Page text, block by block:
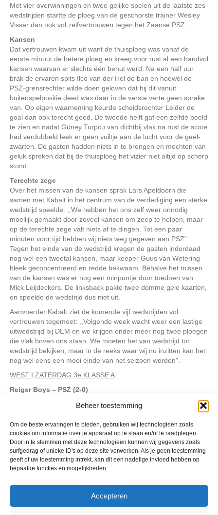
Beheer toestemming
Om de beste ervaringen te bieden, gebruiken wij technologieën zoals
cookies om informatie over je apparaat op te slaan en/of te raadplegen.
Door in te stemmen met deze technologieën kunnen wij gegevens zoals
surfgedrag of unieke ID's op deze site verwerken. Als je geen toestemming
geeft of uw toestemming intrekt, kan dit een nadelige invloed hebben op
bepaalde functies en mogelijkheden.
Accepteren
Met vier overwinningen en twee gelijke spelen uit de laatste zes
wedstrijden startte de ploeg van de geschorste trainer Wesley
Visser dan ook vol zelfvertrouwen tegen het Zaanse PSZ.
Kansen
Dat vertrouwen kwam uit want de thuisploeg was vanaf de
eerste minuut de betere ploeg en kreeg voor rust al een handvol
kansen waarvan er slechts één benut werd. Na een half uur
brak de ervaren spits Ilco van der Hel de ban en hoewel de
PSZ-grensrechter wilde doen geloven dat hij dit vanuit
buitenspelpositie deed was daar in de verste verte geen sprake
van. Op eigen waarneming keurde scheidsrechter Leider de
goal dan ook terecht goed. De tweede helft gaf een zelfde beeld
te zien en nadat Güney Turpcu van dichtbij vlak na rust de score
had verdubbeld leek er geen vuiltje aan de lucht voor de geel-
zwarten. De gasten hadden niets in te brengen en mochten van
geluk spreken dat bij de thuisploeg het vizier niet altijd op scherp
stond.
Terechte zege
Over het missen van de kansen sprak Lars Apeldoorn die
samen met Kabalt in het centrum van de verdediging een sterke
wedstrijd speelde: ,,We hebben het ons zelf weer onnodig
moeilijk gemaakt door zoveel kansen om zeep te helpen, maar
op de terechte zege valt niets af te dingen. Tot een paar
minuten voor tijd hebben wij niets weg gegeven aan PSZ”.
Tegen het einde van de wedstrijd kregen de gasten inderdaad
nog wel een tweetal kansen, maar keeper Guus van Wetering
bleek geconcentreerd en redde bekwaam. Behalve het missen
van de kansen was er nog een minpuntje door toedoen van
Mick Leijdeckers. De linksback pakte twee domme gele kaarten,
en speelde de wedstrijd dus niet uit.
Aanvoerder Kabalt ziet de komende vijf wedstrijden vol
vertrouwen tegemoet: ,,Volgende week wacht weer een lastige
uitwedstrijd bij DEM en we krijgen onder meer nog twee ploegen
die vlak boven ons staan. We moeten het van wedstrijd tot
wedstrijd bekijken, maar in de reeks waar wij nu inzitten kan het
nog wel eens een mooi einde van het seizoen worden”.
WEST I ZATERDAG 3e KLASSE A
Reiger Boys – PSZ (2-0)
31. Ilco van der Hel 1-0
Meer foto’s zijnhierte bekijken.
Geplaatst inBerichten seizoen 2017-2018